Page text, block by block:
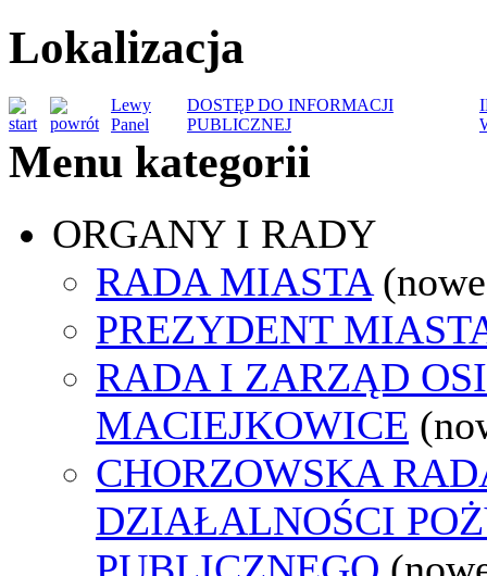
Lokalizacja
Lewy
Panel
DOSTĘP DO INFORMACJI
PUBLICZNEJ
Menu kategorii
ORGANY I RADY
RADA MIASTA
PREZYDENT
RADA I ZARZĄD
MACIEJKOWICE
CHORZOWSKA
DZIAŁALNOŚCI